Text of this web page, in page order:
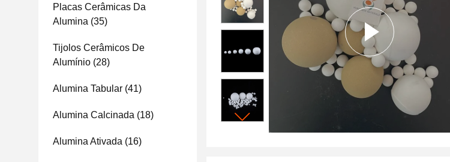
Placas Cerâmicas Da
Alumina (35)
Tijolos Cerâmicos De
Alumínio (28)
Alumina Tabular (41)
Alumina Calcinada (18)
Alumina Ativada (16)